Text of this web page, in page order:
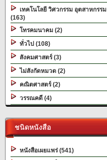
เทคโนโลยี วิศวกรรม อุตสาหกรรม
(163)
โทรคมนาคม (2)
ทั่วไป (108)
สังคมศาสตร์ (3)
ไม่สังกัดหมวด (2)
คณิตศาสตร์ (2)
วรรณคดี (4)
ชนิดหนังสือ
หนังสือเผยแพร่ (541)